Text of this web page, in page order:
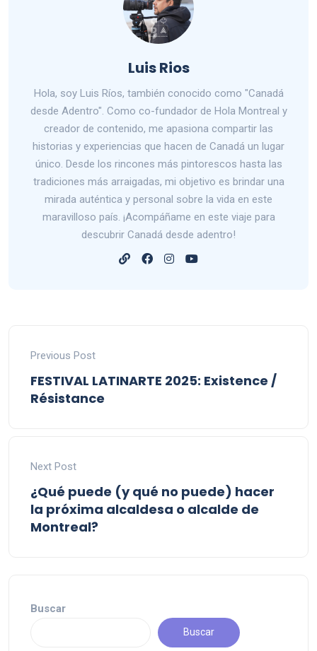
Luis Rios
Hola, soy Luis Ríos, también conocido como "Canadá
desde Adentro". Como co-fundador de Hola Montreal y
creador de contenido, me apasiona compartir las
historias y experiencias que hacen de Canadá un lugar
único. Desde los rincones más pintorescos hasta las
tradiciones más arraigadas, mi objetivo es brindar una
mirada auténtica y personal sobre la vida en este
maravilloso país. ¡Acompáñame en este viaje para
descubrir Canadá desde adentro!
Previous Post
FESTIVAL LATINARTE 2025: Existence /
Résistance
Next Post
¿Qué puede (y qué no puede) hacer
la próxima alcaldesa o alcalde de
Montreal?
Buscar
Buscar